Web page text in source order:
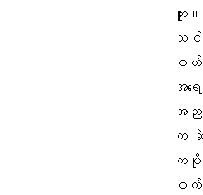
ဘူး
သ
ဝယ်
အရ
အည
က
ကပို
ဝက်